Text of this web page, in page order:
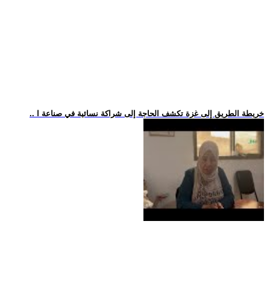
.. خريطة الطريق إلى غزة تكشف الحاجة إلى شراكة نسائية في صناعة ا